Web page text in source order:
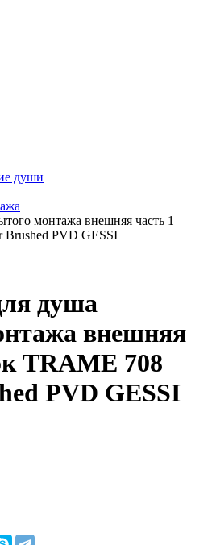
души
монтажа внешняя часть 1
Brushed PVD GESSI
душа
внешняя
TRAME 708
PVD GESSI